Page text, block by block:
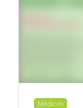
Médicos